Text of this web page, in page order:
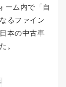
ーム内で「自
るファイン
本の中古車
。